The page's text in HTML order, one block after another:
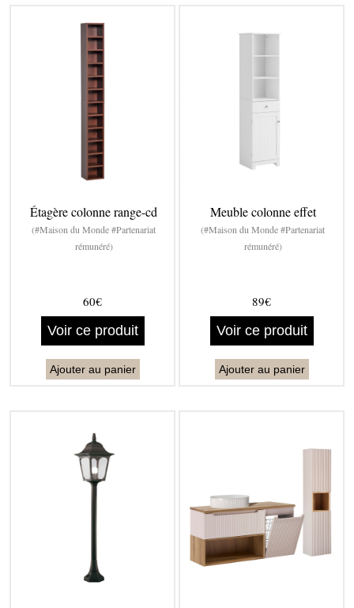
Étagère colonne range-cd
(#Maison du Monde #Partenariat
rémunéré)
60€
Voir ce produit
Ajouter au panier
Meuble colonne effet
(#Maison du Monde #Partenariat
rémunéré)
89€
Voir ce produit
Ajouter au panier